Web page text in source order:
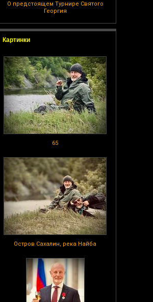
О предстоящем Турнире Святого
Георгия
Картинки
65
Остров Сахалин, река Найба